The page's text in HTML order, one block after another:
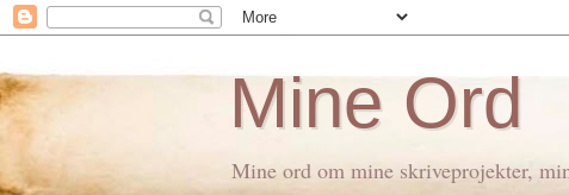
Mine Ord
Mine ord om mine skriveprojekter,